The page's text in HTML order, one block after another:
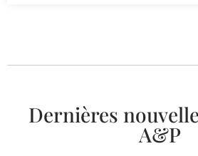
Dernières
A&P